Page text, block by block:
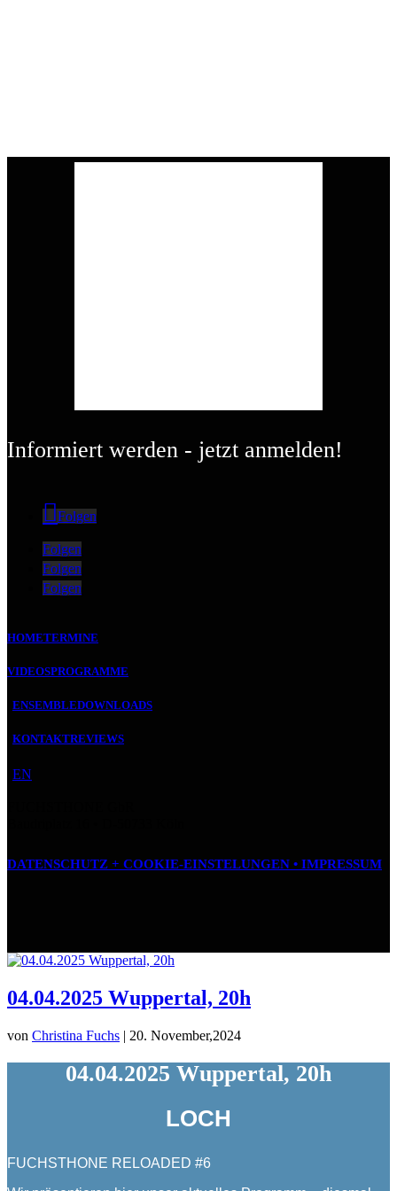
Informiert werden - jetzt anmelden!
Folgen
Folgen
Folgen
Folgen
HOMETERMINE
VIDEOSPROGRAMME
ENSEMBLEDOWNLOADS
KONTAKTREVIEWS
EN
DATENSCHUTZ + COOKIE-EINSTELUNGEN • IMPRESSUM
04.04.2025 Wuppertal, 20h
von Christina Fuchs | 20. November,2024
04.04.2025 Wuppertal, 20h
LOCH
FUCHSTHONE RELOADED #6